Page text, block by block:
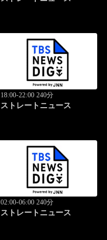
18:00-22:00 240分
ストレートニュース
02:00-06:00 240分
ストレートニュース